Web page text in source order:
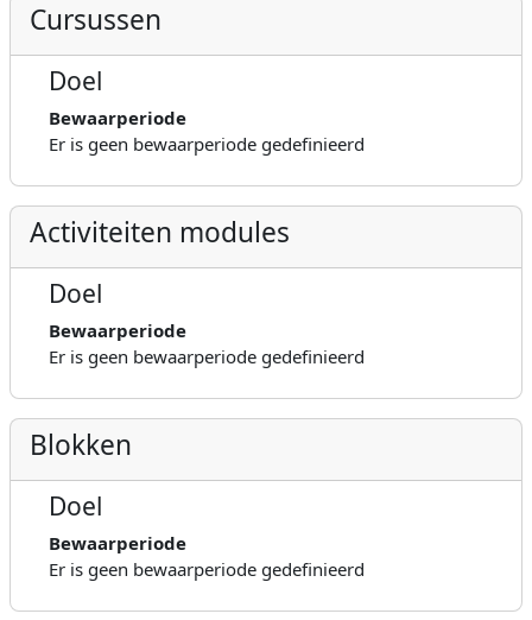
Cursussen
Doel
Bewaarperiode
Er is geen bewaarperiode gedefinieerd
Activiteiten modules
Doel
Bewaarperiode
Er is geen bewaarperiode gedefinieerd
Blokken
Doel
Bewaarperiode
Er is geen bewaarperiode gedefinieerd